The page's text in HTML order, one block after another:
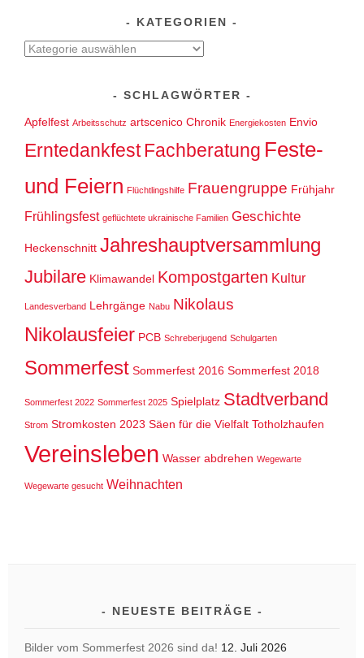
KATEGORIEN
Kategorien
SCHLAGWÖRTER
Apfelfest Arbeitsschutz artscenico Chronik Energiekosten Envio
ErntedankfestFachberatung Feste-
und Feiern Flüchtlingshilfe Frauengruppe Frühjahr
Frühlingsfest geflüchtete ukrainische Familien Geschichte
Heckenschnitt Jahreshauptversammlung
Jubilare Klimawandel Kompostgarten Kultur
Landesverband Lehrgänge Nabu Nikolaus
Nikolausfeier PCB Schreberjugend Schulgarten
Sommerfest Sommerfest 2016 Sommerfest 2018
Sommerfest 2022 Sommerfest 2025 Spielplatz Stadtverband
Strom Stromkosten 2023 Säen für die Vielfalt Totholzhaufen
Vereinsleben Wasser abdrehen Wegewarte
Wegewarte gesucht Weihnachten
NEUESTE BEITRÄGE
Bilder vom Sommerfest 2026 sind da! 12. Juli 2026